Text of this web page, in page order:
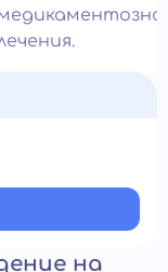
на